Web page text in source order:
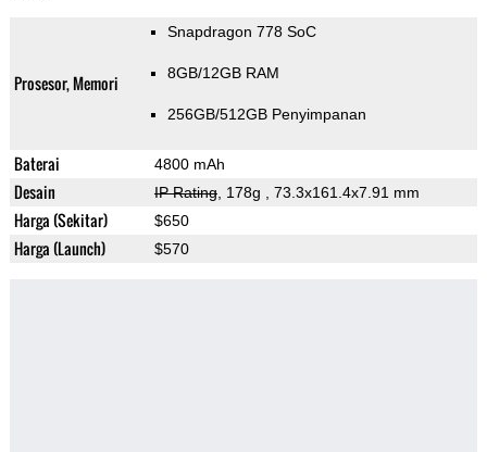
Prosesor, Memori
Snapdragon 778 SoC
8GB/12GB RAM
256GB/512GB Penyimpanan
Baterai 4800 mAh
Desain IP Rating, 178g , 73.3x161.4x7.91 mm
Harga (Sekitar) $650
Harga (Launch) $570